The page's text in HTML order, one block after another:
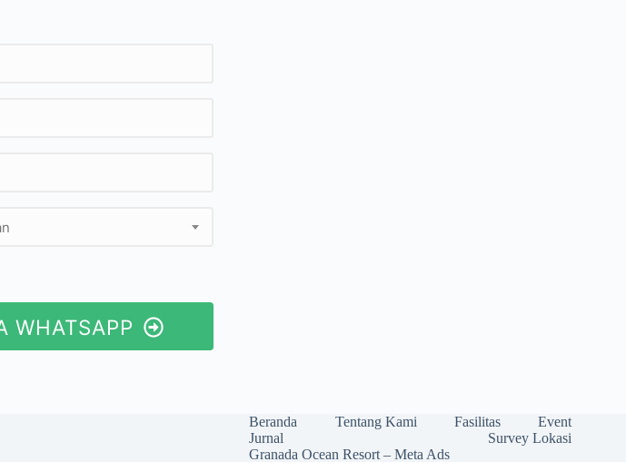
WHATSAPP
Beranda Tentang Kami Fasilitas
Event
Jurnal
Survey Lokasi
Granada Ocean Resort – Meta Ads